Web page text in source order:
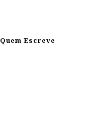
Quem Escreve